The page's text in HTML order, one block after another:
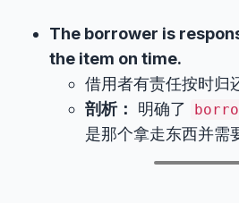
The borrower is
the item on time.
借用者有责任按时归
剖析：
明确了
是那个拿走东西并需